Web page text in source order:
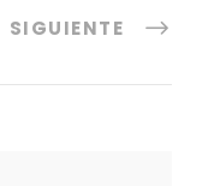
SIGUIENTE